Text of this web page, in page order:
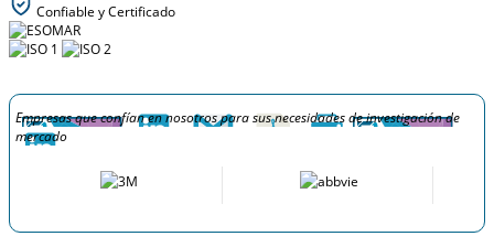
Confiable y Certificado
Empresas que confían en nosotros para sus necesidades de investigación de
mercado